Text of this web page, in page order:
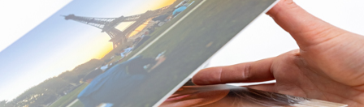
Выберите из списка: